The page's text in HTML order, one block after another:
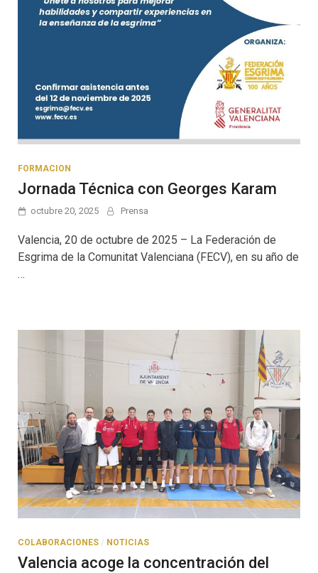
FORMACION
Jornada Técnica con Georges Karam
octubre 20, 2025 Prensa
Valencia, 20 de octubre de 2025 – La Federación de
Esgrima de la Comunitat Valenciana (FECV), en su año de
…
COLABORACIONES / NOTICIAS
Valencia acoge la concentración del